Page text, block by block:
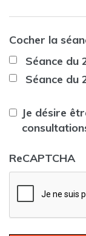
Cocher la
Séance du
Séance du
Je désire
ReCAPTCHA